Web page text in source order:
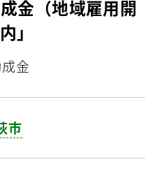
金（地域雇用開
」
金
市